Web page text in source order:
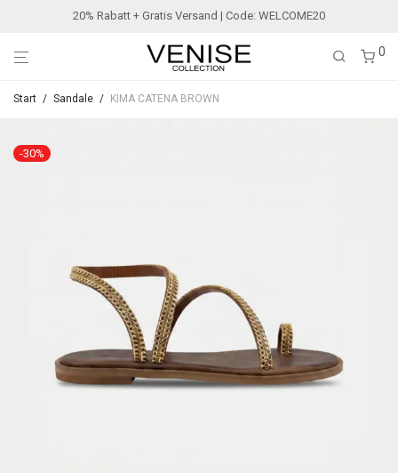
20% Rabatt + Gratis Versand | Code: WELCOME20
0
Start / Sandale / KIMA CATENA BROWN
-30%